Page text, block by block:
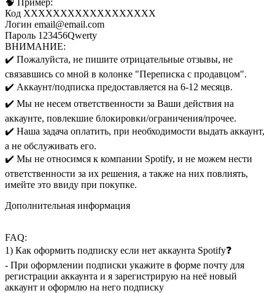
🧠 Пример:
Код ХХХХХХХХХХХХХХХХХХ
Логин email@email.com
Пароль 123456Qwerty
ВНИМАНИЕ:
✔️ Пожалуйста, не пишите отрицательные отзывы, не
связавшись со мной в колонке "Переписка с продавцом".
✔️ Аккаунт/подписка предоставляется на 6-12 месяцв.
✔️ Мы не несем ответственности за Ваши действия на
аккаунте, повлекшие блокировки/ограничения/прочее.
✔️ Наша задача оплатить, при необходимости выдать аккаунт,
а не обслуживать его.
✔️ Мы не относимся к компании Spotify, и не можем нести
ответственности за их решения, а также на них повлиять,
имейте это ввиду при покупке.
Дополнительная информация
FAQ:
1) Как оформить подписку если нет аккаунта Spotify❓
- При оформлении подписки укажите в форме почту для
регистрации аккаунта и я зарегистрирую на неё новый
аккаунт и оформлю на него подписку